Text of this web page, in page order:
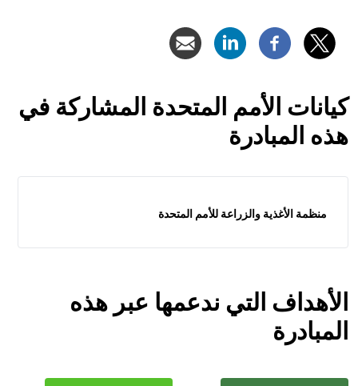
كيانات الأمم المتحدة المشاركة في
هذه المبادرة
منظمة الأغذية والزراعة للأمم المتحدة
الأهداف التي ندعمها عبر هذه
المبادرة